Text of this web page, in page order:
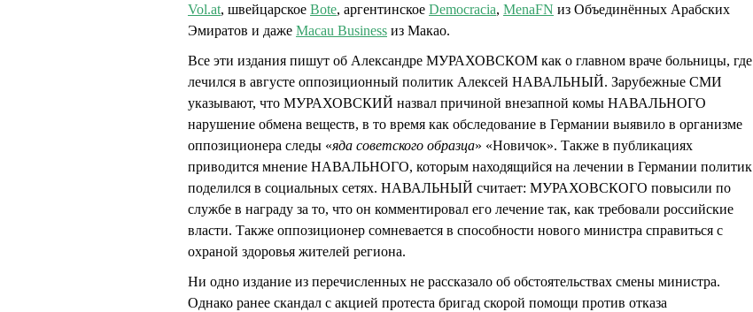
Vol.at, швейцарское Bote, аргентинское Democracia, MenaFN из Объединённых Арабских
Эмиратов и даже Macau Business из Макао.
Все эти издания пишут об Александре МУРАХОВСКОМ как о главном враче больницы, где
лечился в августе оппозиционный политик Алексей НАВАЛЬНЫЙ. Зарубежные СМИ
указывают, что МУРАХОВСКИЙ назвал причиной внезапной комы НАВАЛЬНОГО
нарушение обмена веществ, в то время как обследование в Германии выявило в организме
оппозиционера следы «яда советского образца» «Новичок». Также в публикациях
приводится мнение НАВАЛЬНОГО, которым находящийся на лечении в Германии политик
поделился в социальных сетях. НАВАЛЬНЫЙ считает: МУРАХОВСКОГО повысили по
службе в награду за то, что он комментировал его лечение так, как требовали российские
власти. Также оппозиционер сомневается в способности нового министра справиться с
охраной здоровья жителей региона.
Ни одно издание из перечисленных не рассказало об обстоятельствах смены министра.
Однако ранее скандал с акцией протеста бригад скорой помощи против отказа